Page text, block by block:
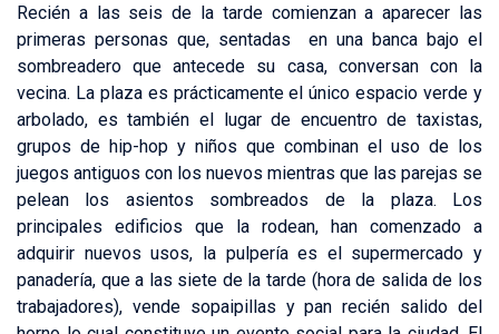
Recién a las seis de la tarde comienzan a aparecer las
primeras personas que, sentadas en una banca bajo el
sombreadero que antecede su casa, conversan con la
vecina. La plaza es prácticamente el único espacio verde y
arbolado, es también el lugar de encuentro de taxistas,
grupos de hip-hop y niños que combinan el uso de los
juegos antiguos con los nuevos mientras que las parejas se
pelean los asientos sombreados de la plaza. Los
principales edificios que la rodean, han comenzado a
adquirir nuevos usos, la pulpería es el supermercado y
panadería, que a las siete de la tarde (hora de salida de los
trabajadores), vende sopaipillas y pan recién salido del